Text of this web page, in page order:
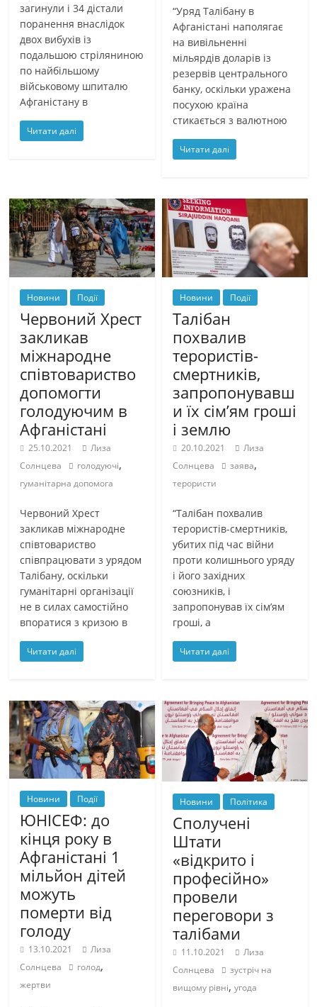
загинули і 34 дістали
поранення внаслідок
двох вибухів із
подальшою стріляниною
по найбільшому
військовому шпиталю
Афганістану в
Читати далі
“Уряд Талібану в
Афганістані наполягає
на вивільненні
мільярдів доларів із
резервів центрального
банку, оскільки уражена
посухою країна
стикається з валютною
Читати далі
Новини Події
Червоний Хрест
закликав
міжнародне
співтовариство
допомогти
голодуючим в
Афганістані
25.10.2021
Лиза
Солнцева
голодуючі,
гуманітарна допомога
Червоний Хрест
закликав міжнародне
співтовариство
співпрацювати з урядом
Талібану, оскільки
гуманітарні організації
не в силах самостійно
впоратися з кризою в
Читати далі
Новини Події
Талібан
похвалив
терористів-
смертників,
запропонувавш
и їх сім’ям гроші
і землю
20.10.2021
Лиза
Солнцева
заява,
терористи
“Талібан похвалив
терористів-смертників,
убитих під час війни
проти колишнього уряду
і його західних
союзників, і
запропонував їх сім’ям
гроші, а
Читати далі
Новини Події
ЮНІСЕФ: до
кінця року в
Афганістані 1
мільйон дітей
можуть
померти від
голоду
13.10.2021
Лиза
Солнцева
голод,
жертви
Новини Політика
Сполучені
Штати
«відкрито і
професійно»
провели
переговори з
талібами
11.10.2021
Лиза
Солнцева
зустріч на
вищому рівні,угода